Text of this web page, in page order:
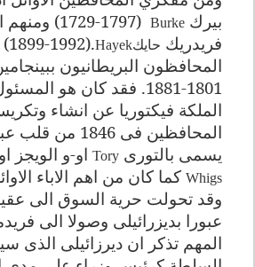
بيرك Burke
(1729-1797) ومنهم
فريدريك حايكHayek
(1899-1992).
المحافظون البريطانيون
1801-1881. فقد كان هو
الملكة فيكتوريا عن انشاء
المحافظين فى 1846
يسمى بالتورى Tory او-و الويجز
Whigs كما كان من اهم الاباء
وقد تحولت حرية السوق الى
عبورا بديزرائيلى وصولا الى
المهم تذكر ان ديرزائيلى الذى